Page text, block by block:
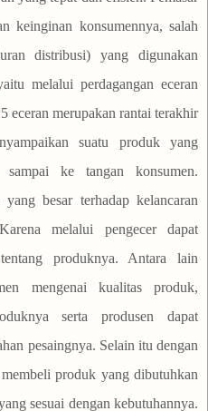
keinginan konsumennya, salah
distribusi) yang digunakan
melalui perdagangan eceran
eceran merupakan rantai terakhir
suatu produk yang
sampai ke tangan konsumen.
besar terhadap kelancaran
melalui pengecer dapat
produknya. Antara lain
mengenai kualitas produk,
serta produsen dapat
pesaingnya. Selain itu dengan
produk yang dibutuhkan
sesuai dengan kebutuhannya.